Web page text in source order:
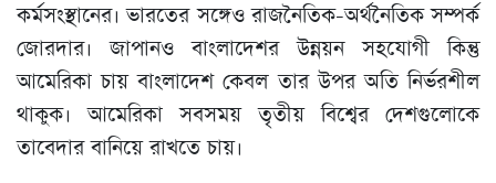
কর্মসংস্থানের। ভারতের সঙ্গেও রাজনৈতিক-অর্থনৈতিক সম্পর্ক
জোরদার। জাপানও বাংলাদেশর উন্নয়ন সহযোগী কিন্তু
আমেরিকা চায় বাংলাদেশ কেবল তার উপর অতি নির্ভরশীল
থাকুক। আমেরিকা সবসময় তৃতীয় বিশ্বের দেশগুলোকে
তাবেদার বানিয়ে রাখতে চায়।